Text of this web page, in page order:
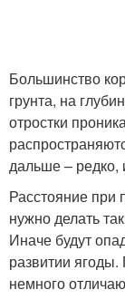
Большинство
грунта, на
отростки
дальше – редко,
Расстояние при
нужно делать
Иначе будут
развитии
немного